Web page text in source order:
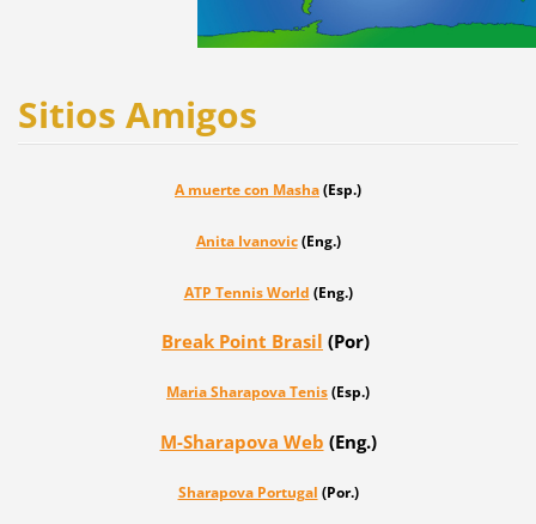
Sitios Amigos
A muerte con Masha(Esp.)
Anita Ivanovic(Eng.)
ATP Tennis World (Eng.)
Break Point Brasil (Por)
Maria SharapovaTenis(Esp.)
M-Sharapova Web (Eng.)
Sharapova Portugal (Por.)